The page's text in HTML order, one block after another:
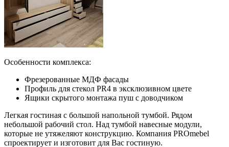
Особенности комплекса:
Фрезерованные МДФ фасады
Профиль для стекол PR4 в эксклюзивном цвете
Ящики скрытого монтажа пуш с доводчиком
Легкая гостиная с большой напольной тумбой. Рядом
небольшой рабочий стол. Над тумбой навесные модули,
которые не утяжеляют конструкцию. Компания PROmebel
спроектирует и изготовит для Вас гостиную.